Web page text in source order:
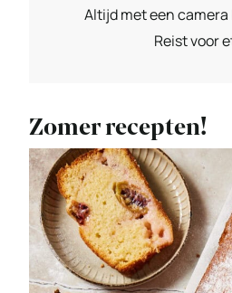
Altijd met een
Reist voor
Zomer recepten!